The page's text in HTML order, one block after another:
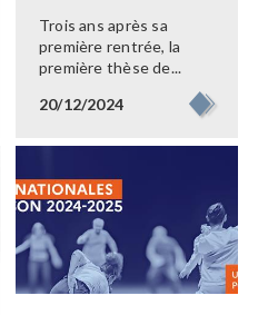
Trois ans après sa
première rentrée, la
première thèse de...
20/12/2024